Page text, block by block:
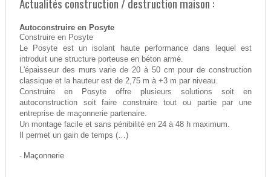
Actualités construction / destruction maison :
Autoconstruire en Posyte
Construire en Posyte
Le Posyte est un isolant haute performance dans lequel est
introduit une structure porteuse en béton armé.
L'épaisseur des murs varie de 20 à 50 cm pour de construction
classique et la hauteur est de 2,75 m à +3 m par niveau.
Construire en Posyte offre plusieurs solutions soit en
autoconstruction soit faire construire tout ou partie par une
entreprise de maçonnerie partenaire.
Un montage facile et sans pénibilité en 24 à 48 h maximum.
Il permet un gain de temps (…)
- Maçonnerie